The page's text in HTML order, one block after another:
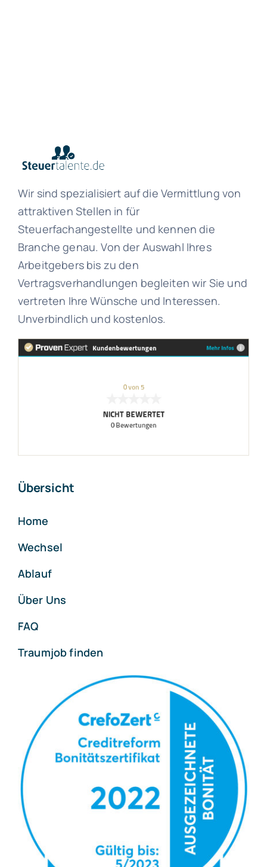
Wir sind spezialisiert auf die Vermittlung von
attraktiven Stellen in für
Steuerfachangestellte und kennen die
Branche genau. Von der Auswahl Ihres
Arbeitgebers bis zu den
Vertragsverhandlungen begleiten wir Sie und
vertreten Ihre Wünsche und Interessen.
Unverbindlich und kostenlos.
Übersicht
Home
Wechsel
Ablauf
Über Uns
FAQ
Traumjob finden